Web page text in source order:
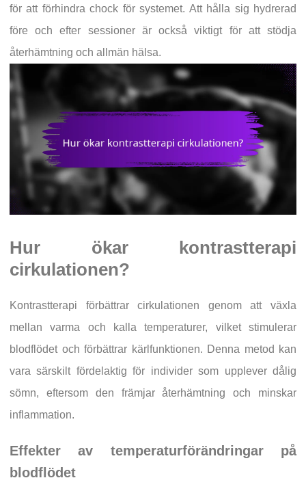
för att förhindra chock för systemet. Att hålla sig hydrerad
före och efter sessioner är också viktigt för att stödja
återhämtning och allmän hälsa.
Hur ökar kontrastterapi
cirkulationen?
Kontrastterapi förbättrar cirkulationen genom att växla
mellan varma och kalla temperaturer, vilket stimulerar
blodflödet och förbättrar kärlfunktionen. Denna metod kan
vara särskilt fördelaktig för individer som upplever dålig
sömn, eftersom den främjar återhämtning och minskar
inflammation.
Effekter av temperaturförändringar på
blodflödet